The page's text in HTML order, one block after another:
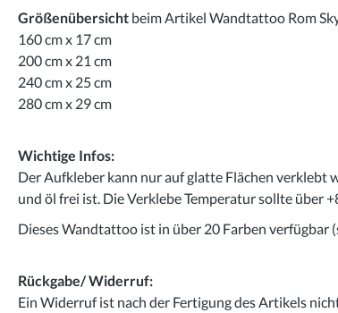
Größenübersicht beim Artikel Wandtattoo Rom
160 cm x 17 cm
200 cm x 21 cm
240 cm x 25 cm
280 cm x 29 cm
Wichtige Infos:
Der Aufkleber kann nur auf glatte Flächen verklebt
und öl frei ist. Die Verklebe Temperatur sollte über
Dieses Wandtattoo ist in über 20 Farben verfügbar
Rückgabe/ Widerruf:
Ein Widerruf ist nach der Fertigung des Artikels